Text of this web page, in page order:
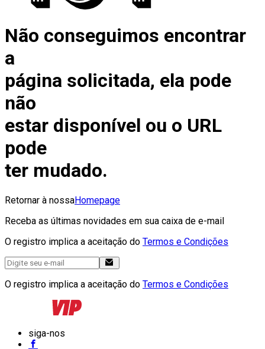
Não conseguimos encontrar
a
página solicitada, ela pode
não
estar disponível ou o URL
pode
ter mudado.
Retornar à nossaHomepage
Receba as últimas novidades em sua caixa de e-mail
O registro implica a aceitação do Termos e Condições
O registro implica a aceitação do Termos e Condições
siga-nos